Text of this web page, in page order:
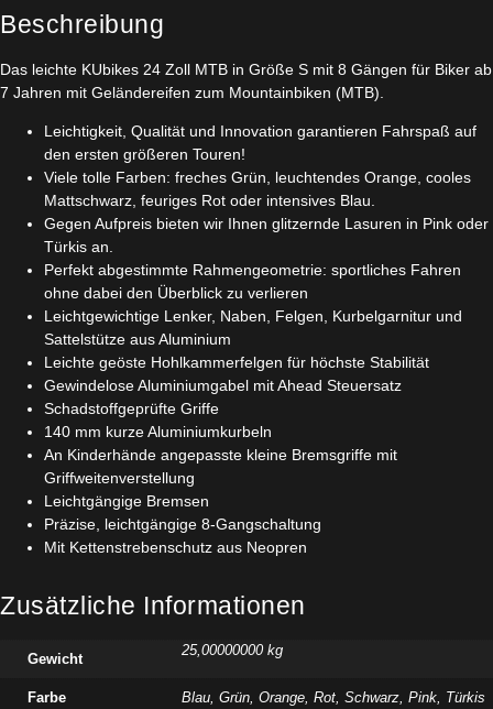
Beschreibung
Das leichte KUbikes 24 Zoll MTB in Größe S mit 8 Gängen für Biker ab
7 Jahren mit Geländereifen zum Mountainbiken (MTB).
Leichtigkeit, Qualität und Innovation garantieren Fahrspaß auf
den ersten größeren Touren!
Viele tolle Farben: freches Grün, leuchtendes Orange, cooles
Mattschwarz, feuriges Rot oder intensives Blau.
Gegen Aufpreis bieten wir Ihnen glitzernde Lasuren in Pink oder
Türkis an.
Perfekt abgestimmte Rahmengeometrie: sportliches Fahren
ohne dabei den Überblick zu verlieren
Leichtgewichtige Lenker, Naben, Felgen, Kurbelgarnitur und
Sattelstütze aus Aluminium
Leichte geöste Hohlkammerfelgen für höchste Stabilität
Gewindelose Aluminiumgabel mit Ahead Steuersatz
Schadstoffgeprüfte Griffe
140 mm kurze Aluminiumkurbeln
An Kinderhände angepasste kleine Bremsgriffe mit
Griffweitenverstellung
Leichtgängige Bremsen
Präzise, leichtgängige 8-Gangschaltung
Mit Kettenstrebenschutz aus Neopren
Zusätzliche Informationen
Gewicht
25,00000000 kg
Farbe Blau, Grün, Orange, Rot, Schwarz, Pink, Türkis